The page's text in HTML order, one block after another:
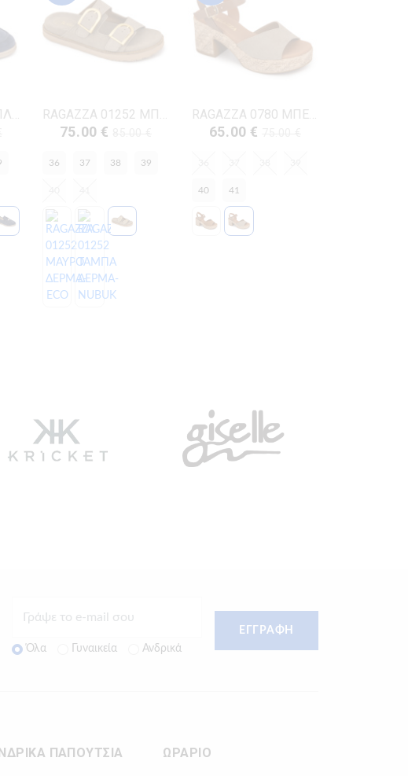
RAGAZZA 0119 ΜΠΛΕ ΔΕΡΜΑ-NUBUK RAGAZZA 01252 ΜΠΕΖ ΔΕΡΜΑ-NUBUK
75.00 €
36 37 38 39
RAGAZZA 0780 ΜΠΕΖ ΔΕΡΜΑ-NUBUK
65.00 €
40 41
Όλα Γυναικεία Ανδρικά
ΕΓΓΡΑΦΗ
ΠΑΠΟΥΤΣΙΑ ΩΡΑΡΙΟ